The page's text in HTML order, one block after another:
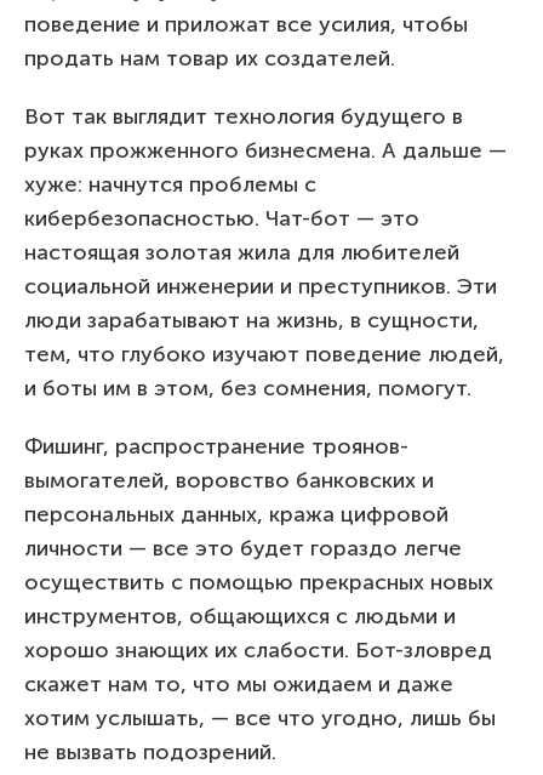
поведение и приложат все усилия, чтобы
продать нам товар их создателей.
Вот так выглядит технология будущего в
руках прожженного бизнесмена. А дальше —
хуже: начнутся проблемы с
кибербезопасностью. Чат-бот — это
настоящая золотая жила для любителей
социальной инженерии и преступников. Эти
люди зарабатывают на жизнь, в сущности,
тем, что глубоко изучают поведение людей,
и боты им в этом, без сомнения, помогут.
Фишинг, распространение троянов-
вымогателей, воровство банковских и
персональных данных, кража цифровой
личности — все это будет гораздо легче
осуществить с помощью прекрасных новых
инструментов, общающихся с людьми и
хорошо знающих их слабости. Бот-зловред
скажет нам то, что мы ожидаем и даже
хотим услышать, — все что угодно, лишь бы
не вызвать подозрений.